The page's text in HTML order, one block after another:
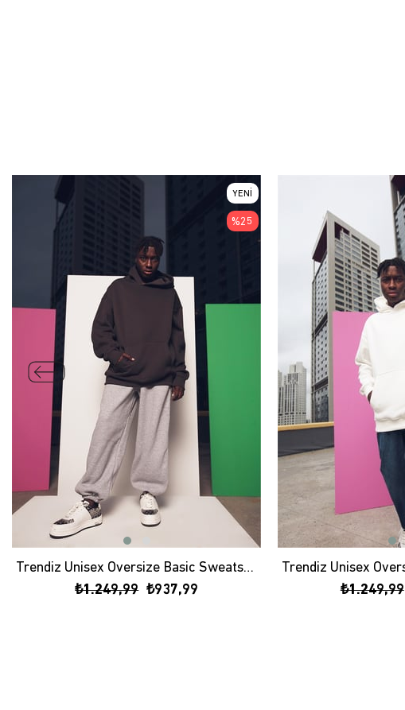
Trendiz Unisex Oversize Basic Sweatshirt Hoodie Antrasit
₺937,99
₺1.249,99
YENI
ÜRÜN
%25
₺1.249,99